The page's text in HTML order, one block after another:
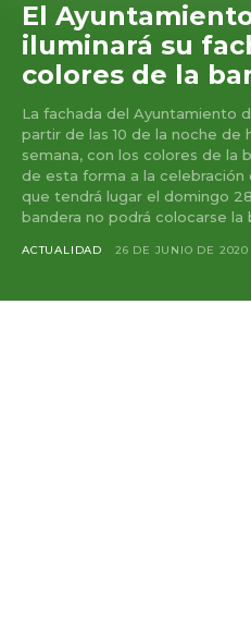
El
iluminará su
colores de la
La fachada del Ayuntamiento
partir de las 10 de la noche de
semana, con los colores de la
de esta forma a la celebración
que tendrá lugar el domingo
bandera no podrá colocarse la
ACTUALIDAD 26 DE JUNIO DE 2020